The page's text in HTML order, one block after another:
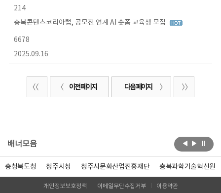
214
충북콘텐츠코리아랩, 공모전 연계 AI 숏폼 교육생 모집
6678
2025.09.16
이전 페이지 다음 페이지
배너모음
충청북도청 청주시청 청주시문화산업진흥재단 충북과학기술혁신원
개인정보보호정책 이메일무단수집거부 이용약관